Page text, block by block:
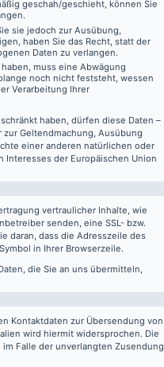
geschah/geschieht, können Sie
sie jedoch zur Ausübung,
haben Sie das Recht, statt der
Daten zu verlangen.
muss eine Abwägung
noch nicht feststeht, wessen
Verarbeitung Ihrer
haben, dürfen diese Daten –
Geltendmachung, Ausübung
einer anderen natürlichen oder
der Europäischen Union
vertraulicher Inhalte, wie
senden, eine SSL- bzw.
daran, dass die Adresszeile des
in Ihrer Browserzeile.
die Sie an uns übermitteln,
Kontaktdaten zur Übersendung von
wird hiermit widersprochen. Die
Falle der unverlangten Zusendung